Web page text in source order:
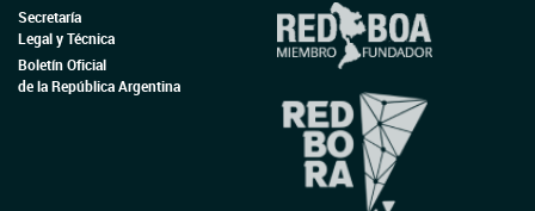
Secretaría
Legal y Técnica
Boletín Oficial
de la República Argentina